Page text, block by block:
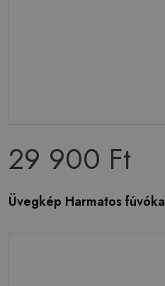
29 900 Ft
Üvegkép Harmatos fúvóka